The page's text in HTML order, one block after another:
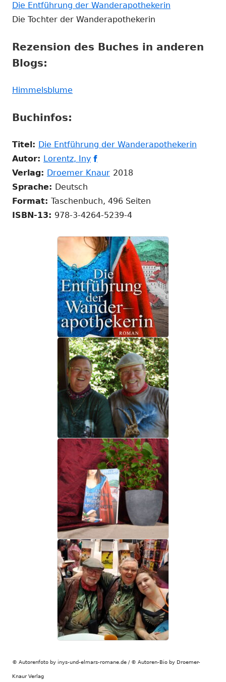
Fenster
öffnen
neuem
Fenster
Die Entführung der Wanderapothekerin
öffnen
Die Tochter der Wanderapothekerin
Rezension des Buches in anderen
Blogs:
Himmelsblume
Buchinfos:
Titel: Die Entführung der Wanderapothekerin
Autor: Lorentz, Iny In
neuem
öffnen

neuem
öffnen
Verlag: Droemer Knaur In
Fenster
öffnen
2018
Sprache: Deutsch
Format: Taschenbuch, 496 Seiten
ISBN-13: 978-3-4264-5239-4
© Autorenfoto by inys-und-elmars-romane.de / © Autoren-Bio by Droemer-
Knaur Verlag